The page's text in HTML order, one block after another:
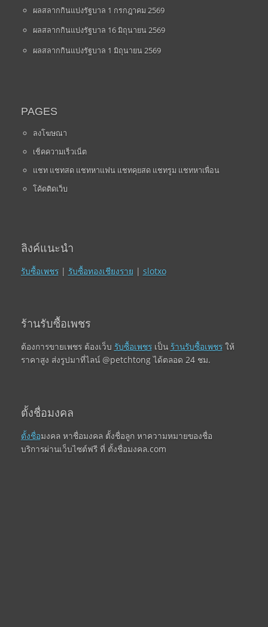
ผลสลากกินแบ่งรัฐบาล 1 กรกฎาคม 2569
ผลสลากกินแบ่งรัฐบาล 16 มิถุนายน 2569
ผลสลากกินแบ่งรัฐบาล 1 มิถุนายน 2569
PAGES
ลงโฆษณา
เช็คความเร็วเน็ต
แชท แชทสด แชทหาแฟน แชทคุยสด แชทรูม แชทหาเพื่อน
โค้ดติดเว็บ
ลิงค์แนะนำ
รับซื้อเพชร| รับซื้อทองเชียงราย | slotxo
ร้านรับซื้อเพชร
ต้องการขายเพชร ต้องเว็บ รับซื้อเพชรเป็น ร้านรับซื้อเพชรให้
ราคาสูง ส่งรูปมาที่ไลน์ @petchtong ได้ตลอด 24 ชม.
ตั้งชื่อมงคล
ตั้งชื่อมงคล หาชื่อมงคล ตั้งชื่อลูก หาความหมายของชื่อ
บริการผ่านเว็บไซต์ฟรี ที่ ตั้งชื่อมงคล.com